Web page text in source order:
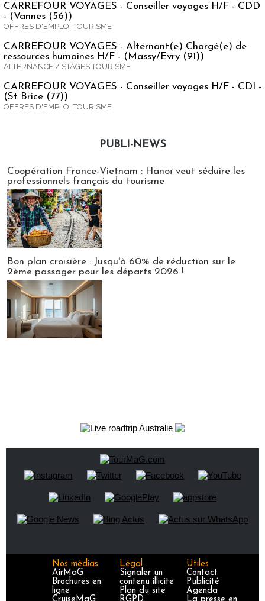
CARREFOUR VOYAGES - Conseiller voyages H/F - CDD
- (Vannes (56))
OFFRES D'EMPLOI TOURISME
CARREFOUR VOYAGES - Alternant(e) Chargé(e) de
ressources humaines H/F - (Massy/Evry (91))
ALTERNANCE / STAGES TOURISME
CARREFOUR VOYAGES - Conseiller voyages H/F - CDI -
(St Brice (77))
OFFRES D'EMPLOI TOURISME
PUBLI-NEWS
Coopération France-Vietnam : Hanoï veut séduire les
professionnels français du tourisme
Bon plan croisière : Jusqu'à 60% de réduction sur le
2ème passager pour les départs 2026 !
Nos médias
AirMaG
Brochures en
ligne
Légal
Signaler un
contenu illicite
Plan du site
Utiles
Contact
Publicité
Agenda